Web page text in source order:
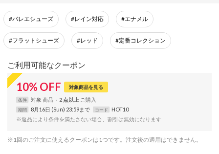
#バレエシューズ #レイン対応 #エナメル
#フラットシューズ #レッド #定番コレクション
ご利用可能なクーポン
10% OFF 対象商品を見る
条件 対象 商品 2 点以上
期間 8月16日 (Sun) 23:59まで コード
HOT10
※返品により条件を満たさない場合、割引は無効になります
※1回のご注文に使えるクーポンは1つです。注文後の適用はできません。